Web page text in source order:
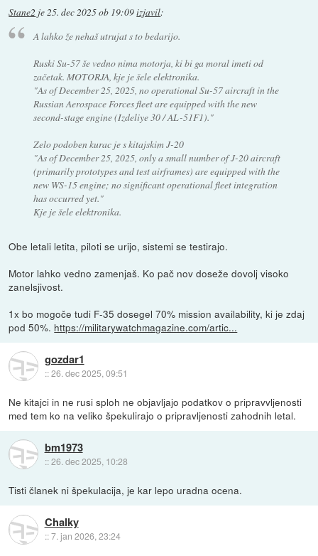
Stane2 je25. dec 2025 ob 19:09izjavil:
A lahko že nehaš utrujat s to bedarijo.
Ruski Su-57 še vedno nima motorja, ki bi ga moral imeti od
začetak. MOTORJA, kje je šele elektronika.
"As of December 25, 2025, no operational Su-57 aircraft in the
Russian Aerospace Forces fleet are equipped with the new
second-stage engine (Izdeliye 30 / AL-51F1)."
Zelo podoben kurac je s kitajskim J-20
"As of December 25, 2025, only a small number of J-20 aircraft
(primarily prototypes and test airframes) are equipped with the
new WS-15 engine; no significant operational fleet integration
has occurred yet."
Kje je šele elektronika.
Obe letali letita, piloti se urijo, sistemi se testirajo.
Motor lahko vedno zamenjaš. Ko pač nov doseže dovolj visoko
zanelsjivost.
1x bo mogoče tudi F-35 dosegel 70% mission availability, ki je zdaj
pod 50%. https://militarywatchmagazine.com/artic...
gozdar1
::26. dec 2025, 09:51
Ne kitajci in ne rusi sploh ne objavljajo podatkov o pripravvljenosti
med tem ko na veliko špekulirajo o pripravljenosti zahodnih letal.
bm1973
::26. dec 2025, 10:28
Tisti članek ni špekulacija, je kar lepo uradna ocena.
Chalky
::7. jan 2026, 23:24